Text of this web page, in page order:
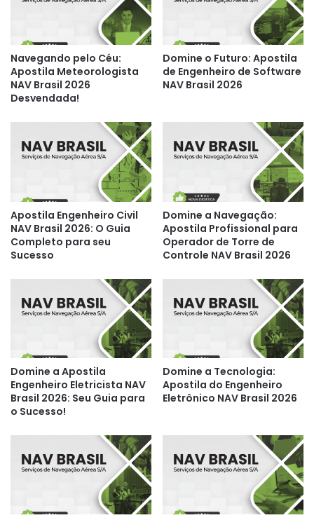
Navegando pelo Céu:
Apostila Meteorologista
NAV Brasil 2026
Desvendada!
Domine o Futuro: Apostila
de Engenheiro de Software
NAV Brasil 2026
Apostila Engenheiro Civil
NAV Brasil 2026: O Guia
Completo para seu
Sucesso
Domine a Navegação:
Apostila Profissional para
Operador de Torre de
Controle NAV Brasil 2026
Domine a Apostila
Engenheiro Eletricista NAV
Brasil 2026: Seu Guia para
o Sucesso!
Domine a Tecnologia:
Apostila do Engenheiro
Eletrônico NAV Brasil 2026